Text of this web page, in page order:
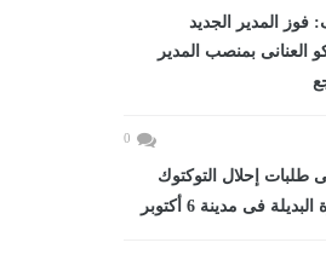
فوز المدير الجديد
العنانى بمنصب المدير
0
طلبات إحلال التوكتوك
فى مدينة 6 أكتوبر